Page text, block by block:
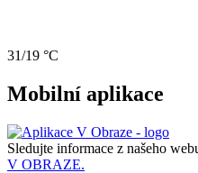
31/19 °C
Mobilní aplikace
Sledujte informace z našeho
V OBRAZE.